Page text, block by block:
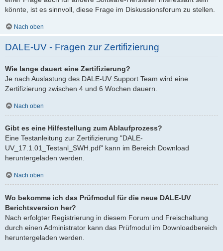
könnte, ist es sinnvoll, diese Frage im Diskussionsforum zu stellen.
Nach oben
DALE-UV - Fragen zur Zertifizierung
Wie lange dauert eine Zertifizierung?
Je nach Auslastung des DALE-UV Support Team wird eine
Zertifizierung zwischen 4 und 6 Wochen dauern.
Nach oben
Gibt es eine Hilfestellung zum Ablaufprozess?
Eine Testanleitung zur Zertifizierung "DALE-
UV_17.1.01_Testanl_SWH.pdf" kann im Bereich Download
heruntergeladen werden.
Nach oben
Wo bekomme ich das Prüfmodul für die neue DALE-UV
Berichtsversion her?
Nach erfolgter Registrierung in diesem Forum und Freischaltung
durch einen Administrator kann das Prüfmodul im Downloadbereich
heruntergeladen werden.